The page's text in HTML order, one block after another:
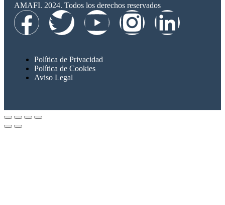
AMAFI. 2024. Todos los derechos reservados
Política de Privacidad
Política de Cookies
Aviso Legal